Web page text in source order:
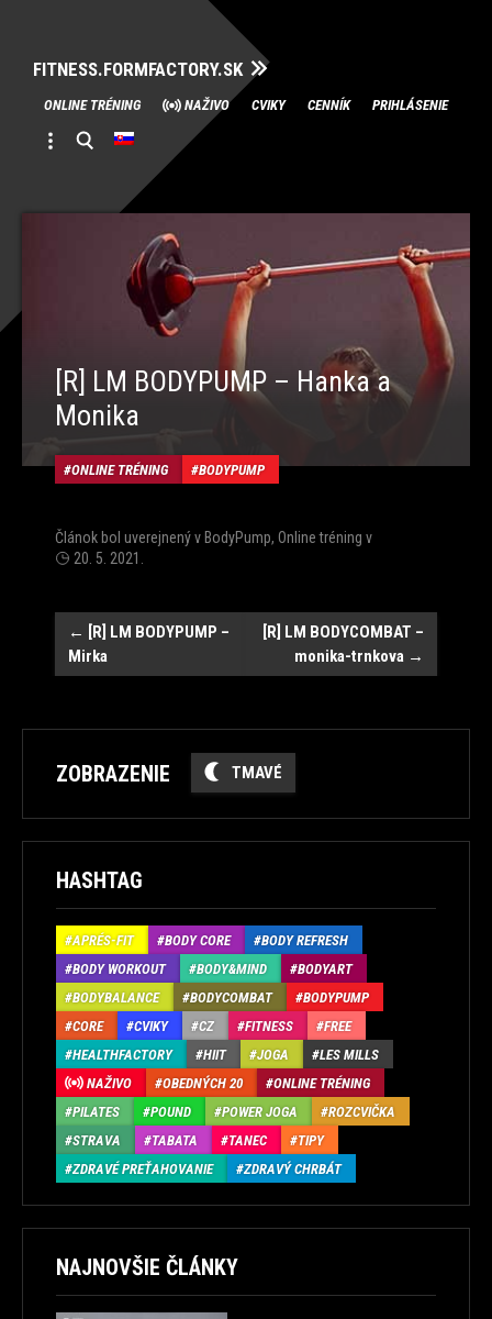
FITNESS.FORMFACTORY.SK
Skip
to
content
ONLINE TRÉNING NAŽIVO CVIKY CENNÍK PRIHLÁSENIE
[R] LM BODYPUMP – Hanka a
Monika
ONLINE TRÉNING BODYPUMP
Článok bol uverejnený vBodyPump, Online tréning v
20. 5. 2021
Post
navigation
← [R] LM BODYPUMP –
Mirka
[R] LM BODYCOMBAT –
monika-trnkova →
ZOBRAZENIE TMAVÉ
HASHTAG
APRÉS-FIT BODY CORE
BODY REFRESH
BODY WORKOUT
BODY&MIND
BODYART
BODYBALANCE
BODYCOMBAT
BODYPUMP
CORE
CVIKY CZ FITNESS
FREE
HEALTHFACTORY
HIIT JOGA
LES MILLS
NAŽIVO
OBEDNÝCH 20
ONLINE TRÉNING
PILATES
POUND POWER JOGA
ROZCVIČKA
STRAVA
TABATA TANEC
TIPY
ZDRAVÉ PREŤAHOVANIE
ZDRAVÝ CHRBÁT
NAJNOVŠIE ČLÁNKY